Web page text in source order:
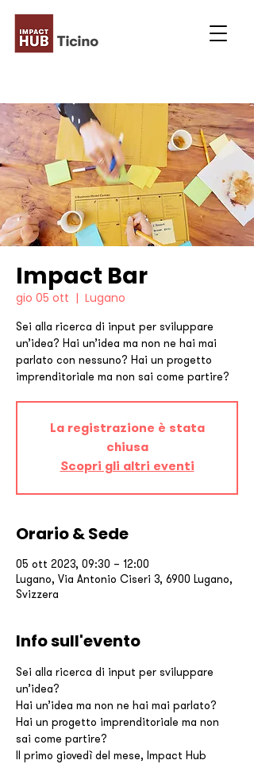
Impact Bar
gio 05 ott
  |
Lugano
Sei alla ricerca di input per sviluppare
un’idea? Hai un’idea ma non ne hai mai
parlato con nessuno? Hai un progetto
imprenditoriale ma non sai come partire?
La registrazione è stata
chiusa
Scopri gli altri eventi
Orario & Sede
05 ott 2023, 09:30 – 12:00
Lugano, Via Antonio Ciseri 3, 6900 Lugano,
Svizzera
Info sull'evento
Sei alla ricerca di input per sviluppare
un’idea?
Hai un’idea ma non ne hai mai parlato?
Hai un progetto imprenditoriale ma non
sai come partire?
Il primo giovedì del mese, Impact Hub